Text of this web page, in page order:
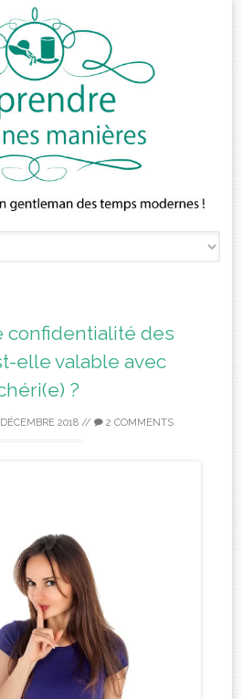
to
confidentialité des
elle valable avec
?
2018// 2 COMMENTS